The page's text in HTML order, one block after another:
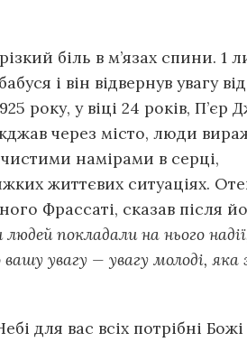
біль в м’язах спини. 1
і він відвернув увагу від
року, у віці 24 років, П’єр
через місто, люди
намірами в серці,
життєвих ситуаціях.
Фрассаті, сказав після
покладали на нього
увагу — увагу молоді,
для вас всіх потрібні Божі